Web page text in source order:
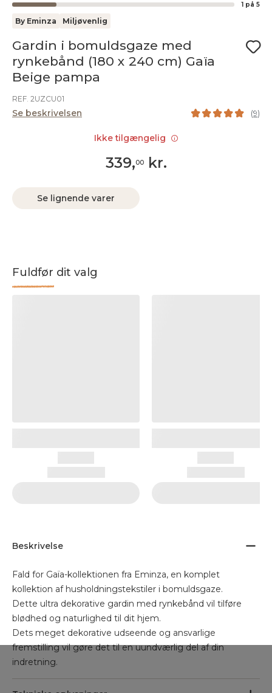
1 på 5
By Eminza Miljøvenlig
Gardin i bomuldsgaze med
rynkebånd (180 x 240 cm) Gaïa
Beige pampa
REF. 2UZCU01
Se beskrivelsen (9)
339,00kr.
Se lignende varer
Fuldfør dit valg
Beskrivelse
Fald for Gaïa-kollektionen fra Eminza, en komplet
kollektion af husholdningstekstiler i bomuldsgaze.
Dette ultra dekorative gardin med rynkebånd vil tilføre
blødhed og naturlighed til dit hjem.
Dets meget dekorative udseende og ansvarlige
fremstilling vil gøre det til en uundværlig del af din
indretning.